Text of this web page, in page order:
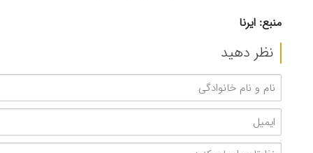
منبع: ایرنا
نظر دهید